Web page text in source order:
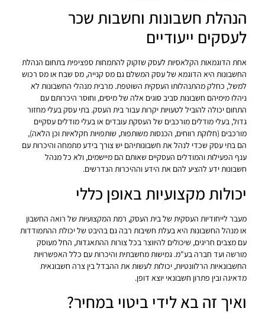
הנהלת חשבונות וחשבות שכר
לעסקים ייעודיים
אחת הדוגמאות הקלאסיות לעסק שזקוק להתמחות ספציפית בתחום הנהלת
החשבונות היא הדוגמא של עסק המשלם גם מס קנייה, מס שבח או מס רכוש
למשל, כחלק מהתנהלותו העסקית השוטפת. מרבית מנהלי החשבונות לא
ניהלו מימיהם חשבונות סביב סוגים אלה של מיסים, וחוסר היכרותם עם
התחום יכולה להוביל לטעויות יקרות עבור בית העסק. בתי עסק בעלי מחזור
גדול, בעלי מודלים מורכבים של העסקת עובדים או בעלי מודלים עסקיים
מורכבים (חלוקת רווחים, הכנסות משותפות, שותפויות חקלאיות וכן הלאה),
הם בתי עסק שכדי לנהל את חשבונותיהם יש צורך בידע מתמחה והיכרות עם
ענף הפעילות והמודלים העסקיים שאותם הם מיישמים, ולא כל מנהל
חשבונות ידע להציע להם את הידע וההיכרות הנדרשים.
יכולות מקצועיות באופן כללי
מעבר לייחודיות העסקית של בית העסק, רמת המקצועיות של רואה החשבון
או מנהל החשבונות היא בעלת חשיבות רבה גם בהיבט של יכולת ההתמודדות
עם מצבים חריגים, שיכולים להיווצר בכל צורות ההתאגדות, החל מעוסק
מורשה ועד חברה בע"מ. גמישות מחשבתית והיכרות עם כלל האפשרויות
החשבונאיות הרלוונטיות, יכולות לעשות את ההבדל בין צרה חשבונאית
מדאיגה ובין פתרון חשבונאי יוצא דופן.
ואיך זה בא לידי ביטוי במחיר?